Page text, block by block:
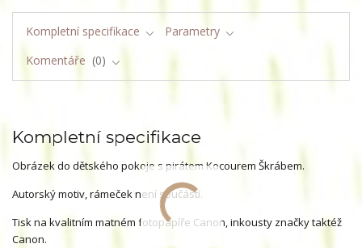
Kompletní specifikace
Parametry
Komentáře
0
Kompletní specifikace
Obrázek do dětského pokoje s pirátem Kocourem Škrábem.
Autorský motiv, rámeček není součástí.
Tisk na kvalitním matném fotopapíře Canon, inkousty značky taktéž
Canon.